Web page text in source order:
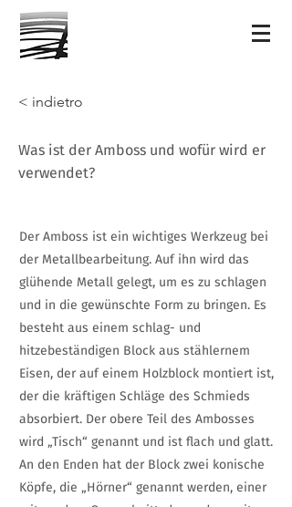
< indietro
Was ist der Amboss und wofür wird er
verwendet?
Der Amboss ist ein wichtiges Werkzeug bei
der Metallbearbeitung. Auf ihn wird das
glühende Metall gelegt, um es zu schlagen
und in die gewünschte Form zu bringen. Es
besteht aus einem schlag- und
hitzebeständigen Block aus stählernem
Eisen, der auf einem Holzblock montiert ist,
der die kräftigen Schläge des Schmieds
absorbiert. Der obere Teil des Ambosses
wird „Tisch“ genannt und ist flach und glatt.
An den Enden hat der Block zwei konische
Köpfe, die „Hörner“ genannt werden, einer